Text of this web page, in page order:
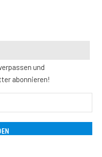
und
abonnieren!